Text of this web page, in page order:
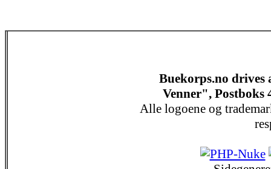
Buekorps.no drives
Venner", Postboks
Alle logoene og